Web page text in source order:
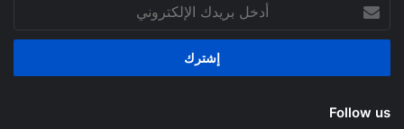
بريدك
الإلكتروني
Follow us